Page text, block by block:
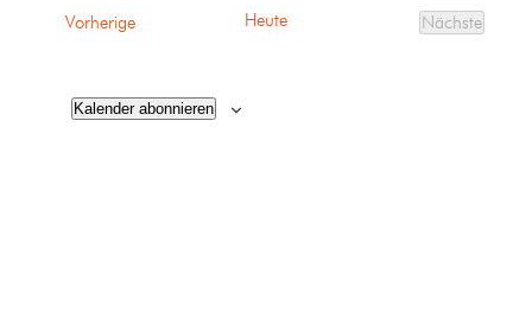
VorherigeVeranstaltungenHeute
Nächste
Kalender abonnieren